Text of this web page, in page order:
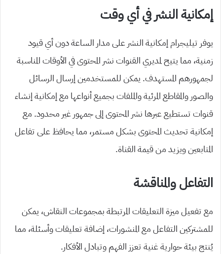
إمكانية النشر في أي وقت
يوفر تيليجرام إمكانية النشر على مدار الساعة دون أي قيود
زمنية، مما يتيح لمديري القنوات نشر المحتوى في الأوقات المناسبة
لجمهورهم المستهدف. يمكن للمستخدمين إرسال الرسائل
والصور والمقاطع المرئية والملفات بجميع أنواعها مع إمكانية إنشاء
قنوات تستطيع عبرها نشر المحتوى إلى جمهور غير محدود. مع
إمكانية تحديث المحتوى بشكل مستمر، مما يحافظ على تفاعل
المتابعين ويزيد من قيمة القناة.
التفاعل والمناقشة
مع تفعيل ميزة التعليقات المرتبطة بمجموعات النقاش، يمكن
للمشتركين التفاعل مع المنشورات، إضافة تعليقات وأسئلة، مما
يُنتج بيئة حوارية غنية تعزز الفهم وتبادل الأفكار.